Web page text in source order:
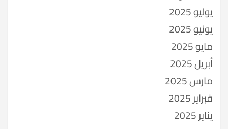
يوليو 2025
يونيو 2025
مايو 2025
أبريل 2025
مارس 2025
فبراير 2025
يناير 2025